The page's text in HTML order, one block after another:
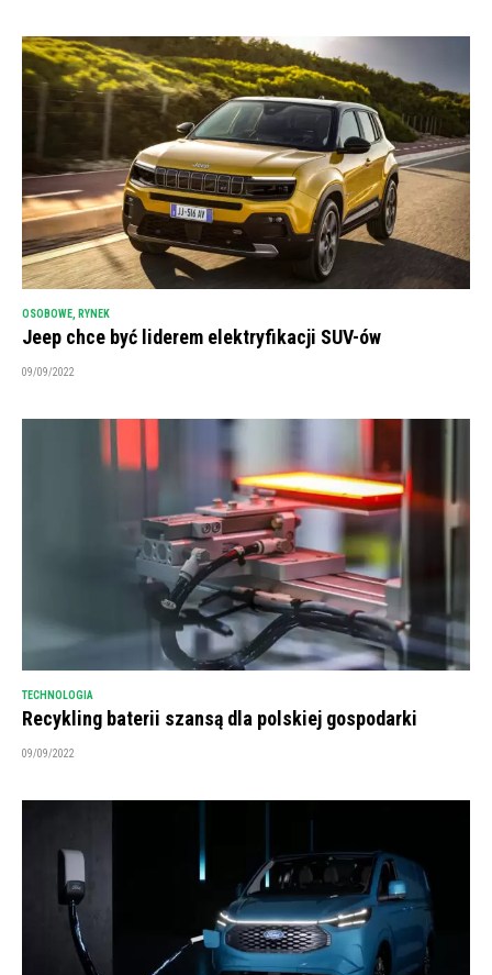
OSOBOWE RYNEK
Jeep chce być liderem elektryfikacji SUV-ów
09/09/2022
TECHNOLOGIA
Recykling baterii szansą dla polskiej gospodarki
09/09/2022